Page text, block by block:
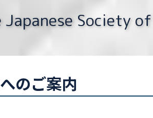
Society
のご案内